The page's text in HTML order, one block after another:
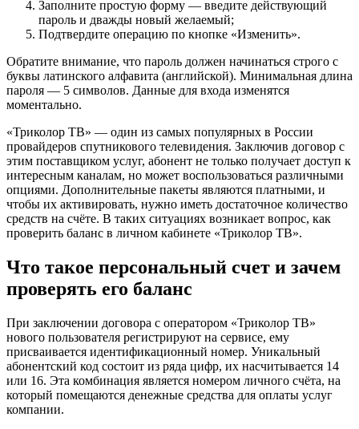
Заполните простую форму — введите действующий
пароль и дважды новый желаемый;
Подтвердите операцию по кнопке «Изменить».
Обратите внимание, что пароль должен начинаться строго с
буквы латинского алфавита (английской). Минимальная длина
пароля — 5 символов. Данные для входа изменятся
моментально.
«Триколор ТВ» — один из самых популярных в России
провайдеров спутникового телевидения. Заключив договор с
этим поставщиком услуг, абонент не только получает доступ к
интересным каналам, но может воспользоваться различными
опциями. Дополнительные пакеты являются платными, и
чтобы их активировать, нужно иметь достаточное количество
средств на счёте. В таких ситуациях возникает вопрос, как
проверить баланс в личном кабинете «Триколор ТВ».
Что такое персональный счет и зачем
проверять его баланс
При заключении договора с оператором «Триколор ТВ»
нового пользователя регистрируют на сервисе, ему
присваивается идентификационный номер. Уникальный
абонентский код состоит из ряда цифр, их насчитывается 14
или 16. Эта комбинация является номером личного счёта, на
который помещаются денежные средства для оплаты услуг
компании.